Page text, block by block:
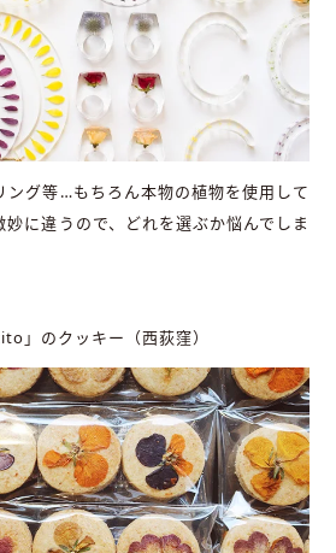
ング等…もちろん本物の植物を使用して
に違うので、どれを選ぶか悩んでしま
」のクッキー（西荻窪）